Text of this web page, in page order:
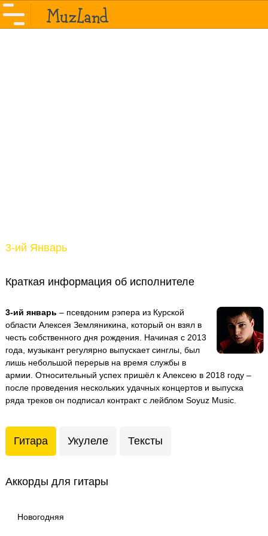
3-ий Январь
Краткая информация об исполнителе
3-ий январь – псевдоним рэпера из Курской
области Алексея Земляникина, который он взял в
честь собственного дня рождения. Начиная с 2013
года, музыкант регулярно выпускает синглы, был
лишь небольшой перерыв на время службы в
армии. Относительный успех пришёл к Алексею в 2018 году –
после проведения нескольких удачных концертов и выпуска
ряда треков он подписал контракт с лейблом Soyuz Music.
Гитара Укулеле Тексты
Аккорды для гитары
Новогодняя